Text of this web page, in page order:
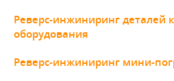
Реверс-инжиниринг деталей
оборудования
Реверс-инжиниринг мини-